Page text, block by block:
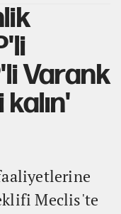
Varank
Meclis'te